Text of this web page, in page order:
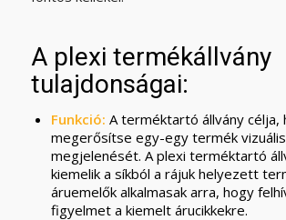
A plexi termékállvány
tulajdonságai:
Funkció: A terméktartó állvány célja,
megerősítse egy-egy termék vizuális
megjelenését. A plexi terméktartó
kiemelik a síkból a rájuk helyezett
áruemelők alkalmasak arra, hogy
figyelmet a kiemelt árucikkekre.